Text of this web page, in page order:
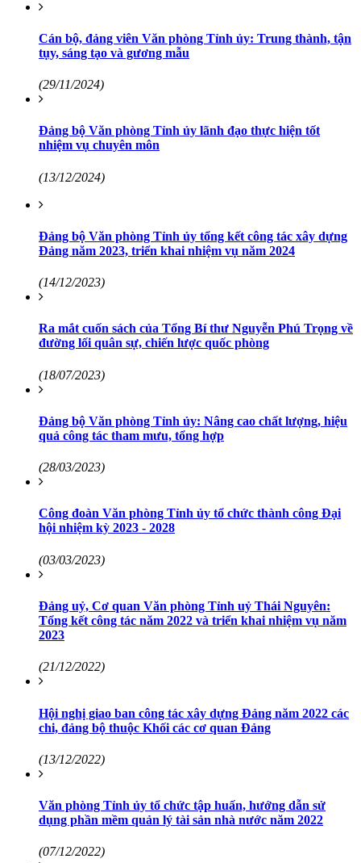
Cán bộ, đảng viên Văn phòng Tỉnh ủy: Trung thành, tận
tụy, sáng tạo và gương mẫu
(29/11/2024)
Đảng bộ Văn phòng Tỉnh ủy lãnh đạo thực hiện tốt
nhiệm vụ chuyên môn
(13/12/2024)
Đảng bộ Văn phòng Tỉnh ủy tổng kết công tác xây dựng
Đảng năm 2023, triển khai nhiệm vụ năm 2024
(14/12/2023)
Ra mắt cuốn sách của Tổng Bí thư Nguyễn Phú Trọng về
đường lối quân sự, chiến lược quốc phòng
(18/07/2023)
Đảng bộ Văn phòng Tỉnh ủy: Nâng cao chất lượng, hiệu
quả công tác tham mưu, tổng hợp
(28/03/2023)
Công đoàn Văn phòng Tỉnh ủy tổ chức thành công Đại
hội nhiệm kỳ 2023 - 2028
(03/03/2023)
Đảng uỷ, Cơ quan Văn phòng Tỉnh uỷ Thái Nguyên:
Tổng kết công tác năm 2022 và triển khai nhiệm vụ năm
2023
(21/12/2022)
Hội nghị giao ban công tác xây dựng Đảng năm 2022 các
chi, đảng bộ thuộc Khối các cơ quan Đảng
(13/12/2022)
Văn phòng Tỉnh ủy tổ chức tập huấn, hướng dẫn sử
dụng phần mềm quản lý tài sản nhà nước năm 2022
(07/12/2022)